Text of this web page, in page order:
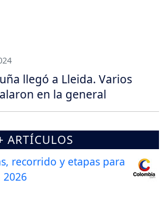
llegó a Lleida. Varios
en la general
ARTÍCULOS